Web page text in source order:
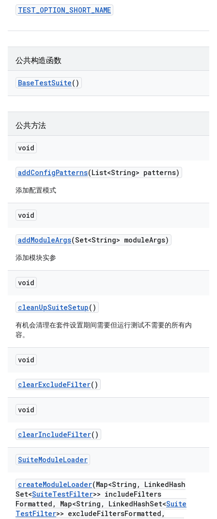
TEST_OPTION_SHORT_NAME
公共构造函数
BaseTestSuite()
公共方法
void
addConfigPatterns(List<String> patterns)
添加配置模式
void
addModuleArgs(Set<String> moduleArgs)
添加模块实参
void
cleanUpSuiteSetup()
有机会清理在套件设置期间需要但运行测试不需要的所有内
容。
void
clearExcludeFilter()
void
clearIncludeFilter()
SuiteModuleLoader
createModuleLoader(Map<String , LinkedHash
Set<SuiteTestFilter>> includeFilters
Formatted , Map<String , LinkedHashSet<Suite
TestFilter>> excludeFiltersFormatted ,